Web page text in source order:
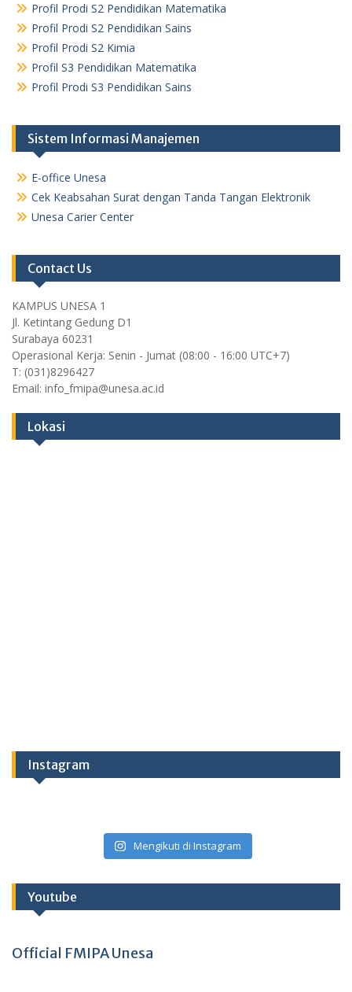
Profil Prodi S2 Pendidikan Matematika
Profil Prodi S2 Pendidikan Sains
Profil Prodi S2 Kimia
Profil S3 Pendidikan Matematika
Profil Prodi S3 Pendidikan Sains
Sistem Informasi Manajemen
E-office Unesa
Cek Keabsahan Surat dengan Tanda Tangan Elektronik
Unesa Carier Center
Contact Us
KAMPUS UNESA 1
Jl. Ketintang Gedung D1
Surabaya 60231
Operasional Kerja: Senin - Jumat (08:00 - 16:00 UTC+7)
T: (031)8296427
Email: info_fmipa@unesa.ac.id
Lokasi
Instagram
Mengikuti di Instagram
Youtube
Official FMIPA Unesa